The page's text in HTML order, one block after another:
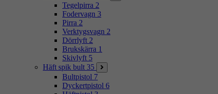
Tegelpirra 2
Fodervagn 3
Pirra 2
Verktygsvagn 2
Dörrlyft 2
Brukskärra 1
Skivlyft 5
Häft spik bult 35
Bultpistol 7
Dyckertpistol 6